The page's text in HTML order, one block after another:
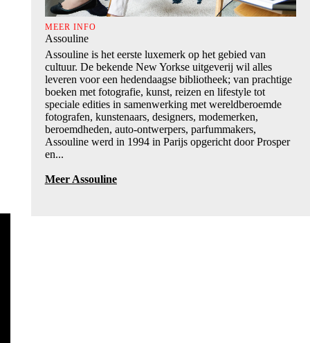
MEER INFO
Assouline
Assouline is het eerste luxemerk op het gebied van
cultuur. De bekende New Yorkse uitgeverij wil alles
leveren voor een hedendaagse bibliotheek; van prachtige
boeken met fotografie, kunst, reizen en lifestyle tot
speciale edities in samenwerking met wereldberoemde
fotografen, kunstenaars, designers, modemerken,
beroemdheden, auto-ontwerpers, parfummakers,
Assouline werd in 1994 in Parijs opgericht door Prosper
en...
Meer Assouline